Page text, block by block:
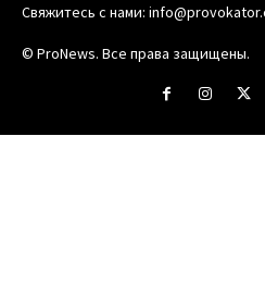
Свяжитесь с нами:
© ProNews. Все права защищены.